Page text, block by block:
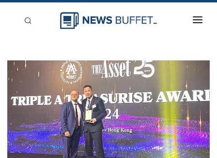
新聞稿分類
刊登